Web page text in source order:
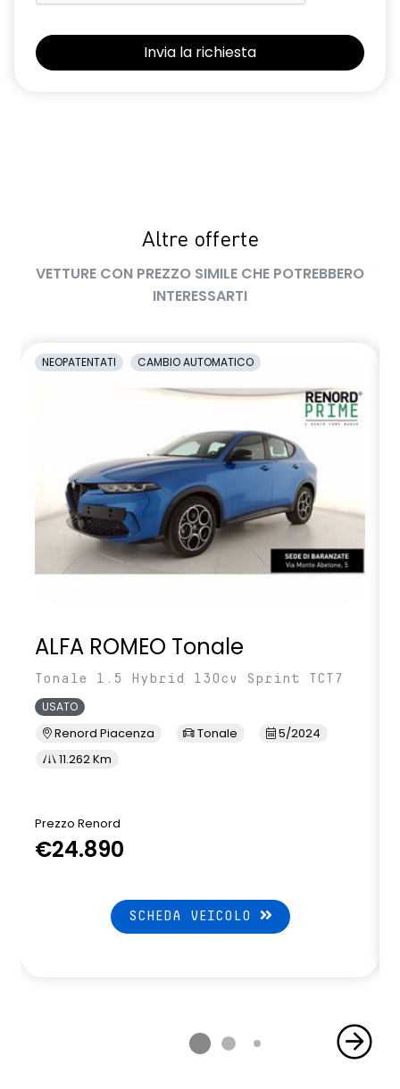
retrovisori esterni elettrici riscaldabili e ripiegabili
elettricamente
sistema di frenata d'emergenza attiva con riconoscimento
sistema di rilevamento stato di vigilanza del conducente
Auto™ / Apple CarPlay™
volante multifunzione in TEP
Altre offerte
VETTURE CON PREZZO SIMILE CHE POTREBBERO
INTERESSARTI
NEOPATENTATI CAMBIO AUTOMATICO
ALFA ROMEO Tonale
Tonale 1.5 Hybrid 130cv Sprint TCT7
USATO
Renord Piacenza Tonale
5/2024
11.262 Km
Prezzo Renord
€24.890
SCHEDA VEICOLO